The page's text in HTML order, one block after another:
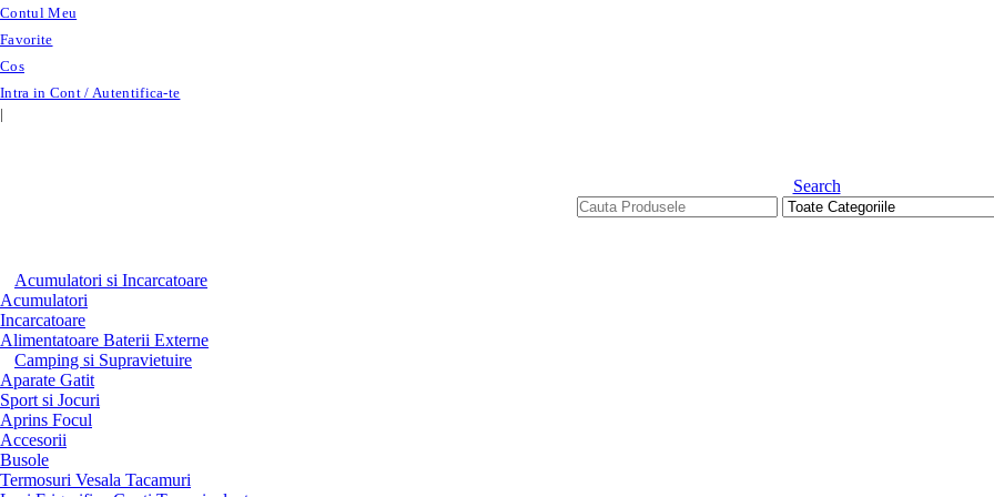
Contul Meu
Favorite
Cos
Intra in Cont / Autentifica-te
Search
Acumulatori si Incarcatoare
Acumulatori
Incarcatoare
Alimentatoare Baterii Externe
Camping si Supravietuire
Aparate Gatit
Sport si Jocuri
Aprins Focul
Accesorii
Busole
Termosuri Vesala Tacamuri
Contactati-ne!